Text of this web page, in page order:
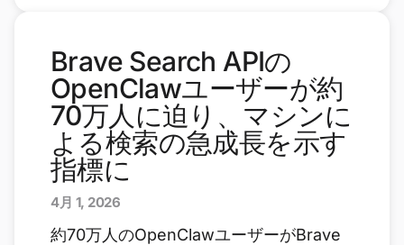
Brave Search APIの
OpenClawユーザーが約
70万人に迫り、マシンに
よる検索の急成長を示す
指標に
4月 1, 2026
約70万人のOpenClawユーザーがBrave